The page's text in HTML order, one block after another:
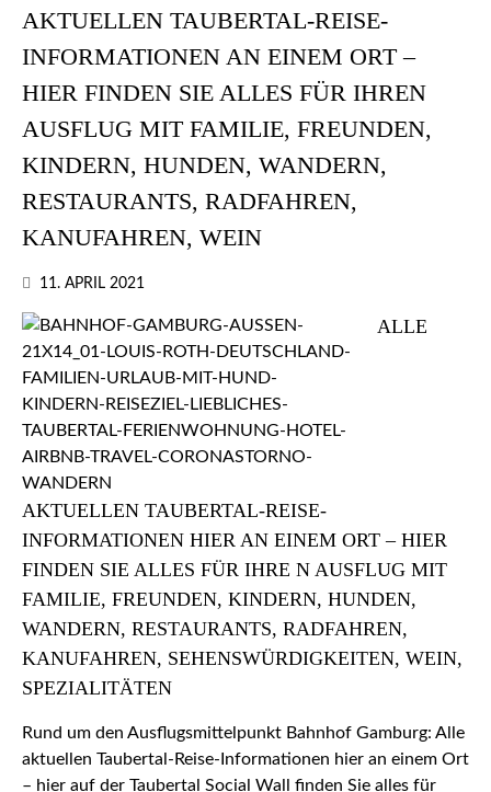
AKTUELLEN TAUBERTAL-REISE-
INFORMATIONEN AN EINEM ORT –
HIER FINDEN SIE ALLES FÜR IHREN
AUSFLUG MIT FAMILIE, FREUNDEN,
KINDERN, HUNDEN, WANDERN,
RESTAURANTS, RADFAHREN,
KANUFAHREN, WEIN
11. APRIL 2021
ALLE
AKTUELLEN TAUBERTAL-REISE-
INFORMATIONEN HIER AN EINEM ORT – HIER
FINDEN SIE ALLES FÜR IHRE N AUSFLUG MIT
FAMILIE, FREUNDEN, KINDERN, HUNDEN,
WANDERN, RESTAURANTS, RADFAHREN,
KANUFAHREN, SEHENSWÜRDIGKEITEN, WEIN,
SPEZIALITÄTEN
Rund um den Ausflugsmittelpunkt Bahnhof Gamburg: Alle
aktuellen Taubertal-Reise-Informationen hier an einem Ort
– hier auf der Taubertal Social Wall finden Sie alles für